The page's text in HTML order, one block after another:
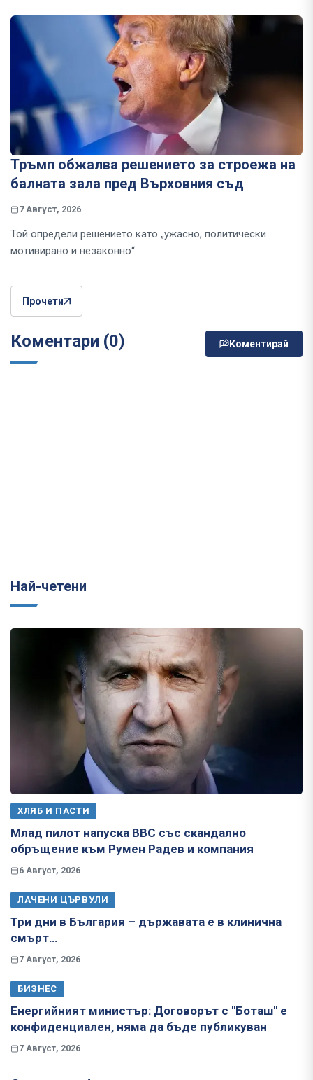
Тръмп обжалва решението за строежа на
балната зала пред Върховния съд
7 Август, 2026
Той определи решението като „ужасно, политически
мотивирано и незаконно“
Прочети
Коментари (0) Коментирай
Най-четени
ХЛЯБ И ПАСТИ
Млад пилот напуска ВВС със скандално
обръщение към Румен Радев и компания
6 Август, 2026
ЛАЧЕНИ ЦЪРВУЛИ
Три дни в България – държавата е в клинична
смърт…
7 Август, 2026
БИЗНЕС
Енергийният министър: Договорът с "Боташ" е
конфиденциален, няма да бъде публикуван
7 Август, 2026